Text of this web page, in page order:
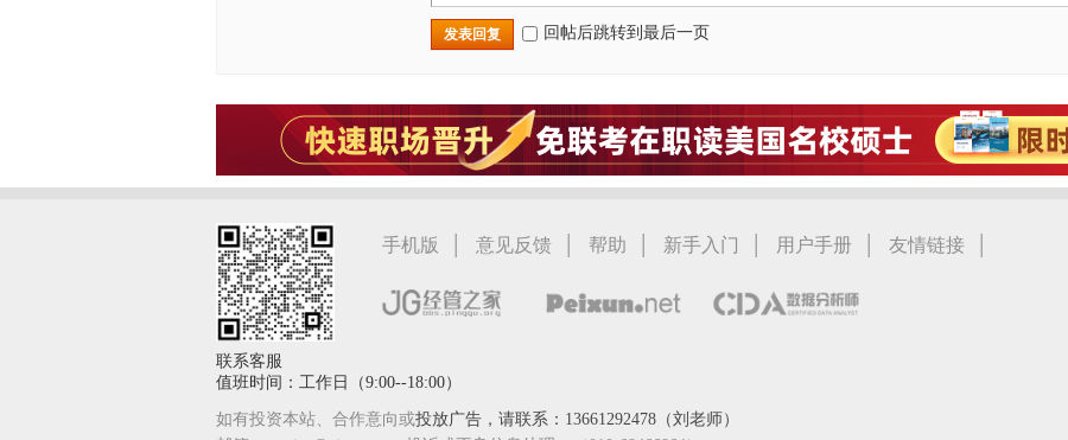
发表回复 回帖后跳转到最后一页
手机版 | 意见反馈 | 帮助 | 新手入门 | 用户手册 | 友情链接 |
联系客服
值班时间：工作日（9:00--18:00）
如有投资本站、合作意向或投放广告，请联系：13661292478（刘老师）